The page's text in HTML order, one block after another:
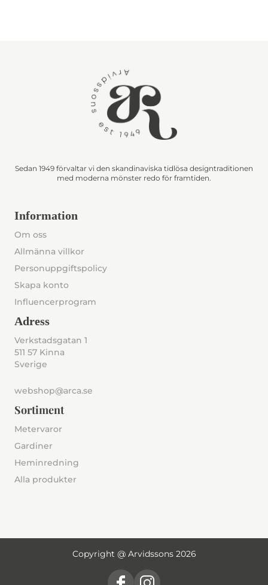
Sedan 1949 förvaltar vi den skandinaviska tidlösa designtraditionen
med moderna mönster redo för framtiden.
Information
Om oss
Allmänna villkor
Personuppgiftspolicy
Skapa konto
Influencerprogram
Adress
Verkstadsgatan 1
511 57 Kinna
Sverige
webshop@arca.se
Sortiment
Metervaror
Gardiner
Heminredning
Alla produkter
Copyright @ Arvidssons 2026